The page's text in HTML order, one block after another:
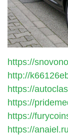
https://
http://
https://
https://
https://
https://anaiel.ru